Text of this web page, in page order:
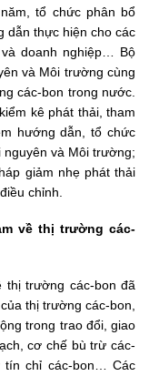
tổ chức phân bổ
dẫn thực hiện cho các
doanh nghiệp… Bộ
và Môi trường cùng
các-bon trong nước.
kê phát thải, tham
hướng dẫn, tổ chức
nguyên và Môi trường;
giảm nhẹ phát thải
chỉnh.
về thị trường các-
thị trường các-bon đã
thị trường các-bon,
trong trao đổi, giao
cơ chế bù trừ các-
tín chỉ các-bon… Các